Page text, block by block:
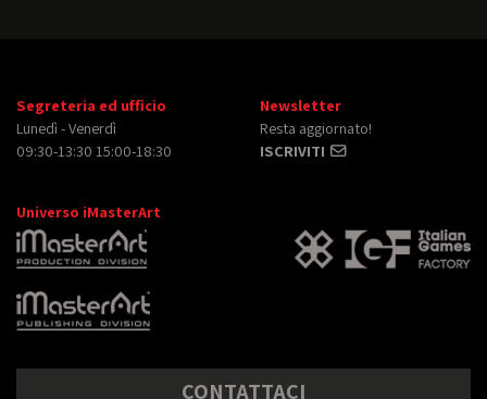
Segreteria ed ufficio
Lunedì - Venerdì
09:30-13:30 15:00-18:30
Newsletter
Resta aggiornato!
ISCRIVITI
Universo iMasterArt
CONTATTACI